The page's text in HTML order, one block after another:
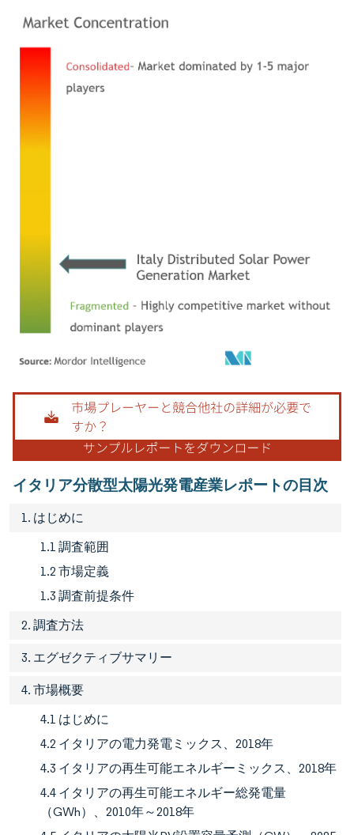
画像 © Mordor Intelligence。再利用にはCC BY 4.0の表示が必要です。
イタリア分散型太陽光発電産業レポートの目次
1. はじめに
1.1 調査範囲
1.2 市場定義
1.3 調査前提条件
2. 調査方法
3. エグゼクティブサマリー
4. 市場概要
4.1 はじめに
4.2 イタリアの電力発電ミックス、2018年
4.3 イタリアの再生可能エネルギーミックス、2018年
4.4 イタリアの再生可能エネルギー総発電量
（GWh）、2010年～2018年